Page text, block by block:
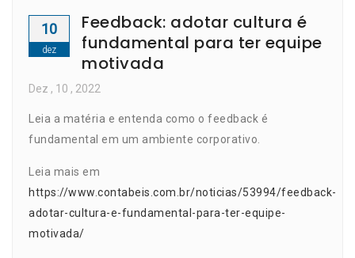
10
dez
Feedback: adotar cultura é
fundamental para ter equipe
motivada
Dez , 10 , 2022
Leia a matéria e entenda como o feedback é
fundamental em um ambiente corporativo.
Leia mais em
https://www.contabeis.com.br/noticias/53994/feedback-
adotar-cultura-e-fundamental-para-ter-equipe-
motivada/